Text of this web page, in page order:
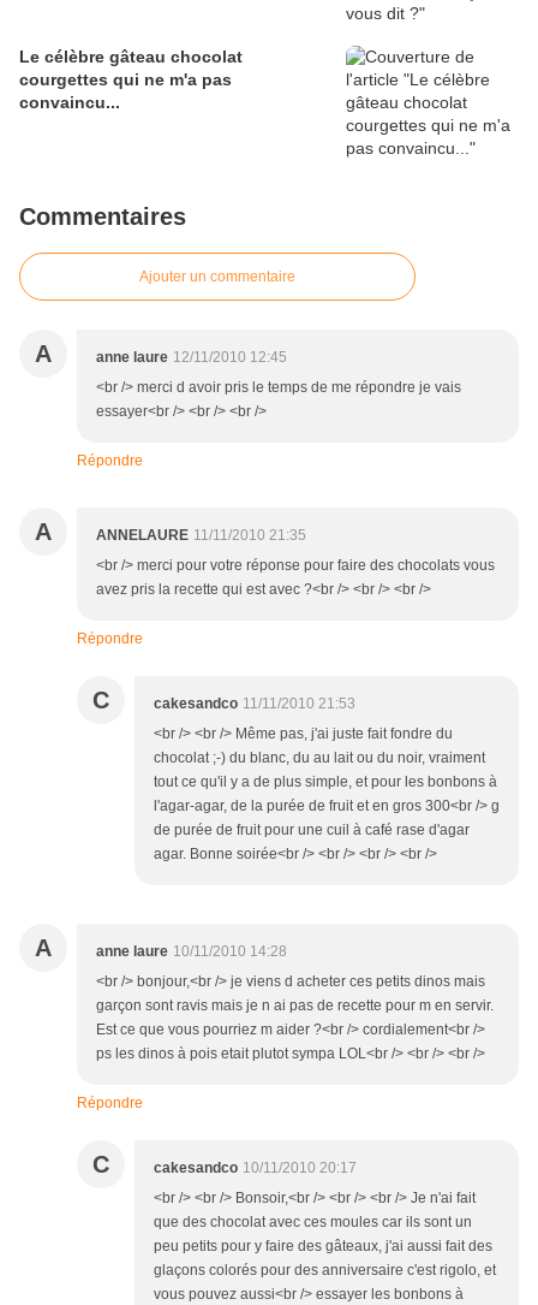
Le célèbre gâteau chocolat
courgettes qui ne m'a pas
convaincu...
Commentaires
Ajouter un commentaire
A anne laure 12/11/2010 12:45
<br /> merci d avoir pris le temps de me répondre je vais
essayer<br /> <br /> <br />
Répondre
A ANNELAURE 11/11/2010 21:35
<br /> merci pour votre réponse pour faire des chocolats vous
avez pris la recette qui est avec ?<br /> <br /> <br />
Répondre
C cakesandco 11/11/2010 21:53
<br /> <br /> Même pas, j'ai juste fait fondre du
chocolat ;-) du blanc, du au lait ou du noir, vraiment
tout ce qu'il y a de plus simple, et pour les bonbons à
l'agar-agar, de la purée de fruit et en gros 300<br /> g
de purée de fruit pour une cuil à café rase d'agar
agar. Bonne soirée<br /> <br /> <br /> <br />
A anne laure 10/11/2010 14:28
<br /> bonjour,<br /> je viens d acheter ces petits dinos mais
garçon sont ravis mais je n ai pas de recette pour m en servir.
Est ce que vous pourriez m aider ?<br /> cordialement<br />
ps les dinos à pois etait plutot sympa LOL<br /> <br /> <br />
Répondre
C cakesandco 10/11/2010 20:17
<br /> <br /> Bonsoir,<br /> <br /> <br /> Je n'ai fait
que des chocolat avec ces moules car ils sont un
peu petits pour y faire des gâteaux, j'ai aussi fait des
glaçons colorés pour des anniversaire c'est rigolo, et
vous pouvez aussi<br /> essayer les bonbons à